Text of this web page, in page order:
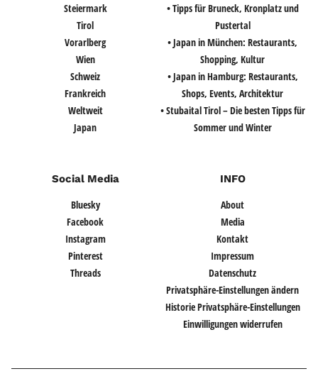
Steiermark
Tirol
Vorarlberg
Wien
Schweiz
Frankreich
Weltweit
Japan
• Tipps für Bruneck, Kronplatz und
Pustertal
• Japan in München: Restaurants,
Shopping, Kultur
• Japan in Hamburg: Restaurants,
Shops, Events, Architektur
• Stubaital Tirol – Die besten Tipps für
Sommer und Winter
Social Media
Bluesky
Facebook
Instagram
Pinterest
Threads
INFO
About
Media
Kontakt
Impressum
Datenschutz
Privatsphäre-Einstellungen ändern
Historie Privatsphäre-Einstellungen
Einwilligungen widerrufen